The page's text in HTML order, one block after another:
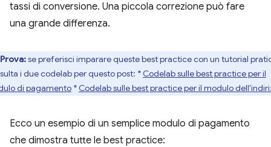
tassi di conversione. Una piccola correzione può fare
una grande differenza.
Prova:se preferisci imparare queste best practice con un tutorial
i due codelab per questo post: * Codelab sulle best practice per il
di pagamento * Codelab sulle best practice per il modulo
Ecco un esempio di un semplice modulo di pagamento
che dimostra tutte le best practice: